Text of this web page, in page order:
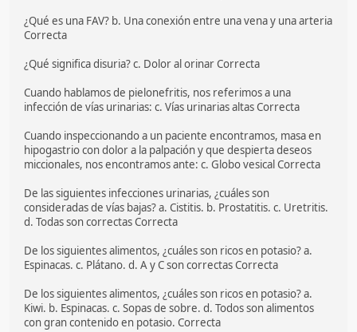
¿Qué es una FAV? b. Una conexión entre una vena y una arteria
Correcta
¿Qué significa disuria? c. Dolor al orinar Correcta
Cuando hablamos de pielonefritis, nos referimos a una
infección de vías urinarias: c. Vías urinarias altas Correcta
Cuando inspeccionando a un paciente encontramos, masa en
hipogastrio con dolor a la palpación y que despierta deseos
miccionales, nos encontramos ante: c. Globo vesical Correcta
De las siguientes infecciones urinarias, ¿cuáles son
consideradas de vías bajas? a. Cistitis. b. Prostatitis. c. Uretritis.
d. Todas son correctas Correcta
De los siguientes alimentos, ¿cuáles son ricos en potasio? a.
Espinacas. c. Plátano. d. A y C son correctas Correcta
De los siguientes alimentos, ¿cuáles son ricos en potasio? a.
Kiwi. b. Espinacas. c. Sopas de sobre. d. Todos son alimentos
con gran contenido en potasio. Correcta